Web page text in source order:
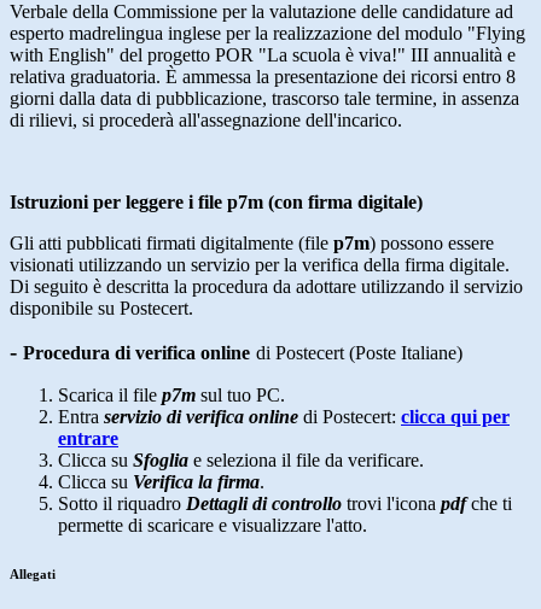
Verbale della Commissione per la valutazione delle candidature ad
esperto madrelingua inglese per la realizzazione del modulo "Flying
with English" del progetto POR "La scuola è viva!" III annualità e
relativa graduatoria. È ammessa la presentazione dei ricorsi entro 8
giorni dalla data di pubblicazione, trascorso tale termine, in assenza
di rilievi, si procederà all'assegnazione dell'incarico.
Istruzioni per leggere i file p7m (con firma digitale)
Gli atti pubblicati firmati digitalmente (file p7m) possono essere
visionati utilizzando un servizio per la verifica della firma digitale.
Di seguito è descritta la procedura da adottare utilizzando il servizio
disponibile su Postecert.
- Procedura di verifica online di Postecert (Poste Italiane)
Scarica il file p7m sul tuo PC.
Entra servizio di verifica online di Postecert: clicca qui per
entrare
Clicca su Sfoglia e seleziona il file da verificare.
Clicca su Verifica la firma.
Sotto il riquadro Dettagli di controllo trovi l'icona pdf che ti
permette di scaricare e visualizzare l'atto.
Allegati